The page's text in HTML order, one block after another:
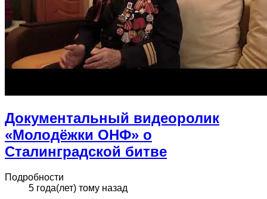
Документальный видеоролик
«Молодёжки ОНФ» о
Сталинградской битве
Подробности
5 года(лет) тому назад